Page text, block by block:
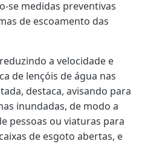
se medidas preventivas
de escoamento das
a velocidade e
de lençóis de água nas
destaca, avisando para
inundadas, de modo a
pessoas ou viaturas para
de esgoto abertas, e